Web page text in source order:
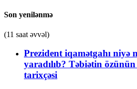
Son yenilənmə
(11 saat əvvəl)
Prezident iqamətgahı niyə
yaradılıb? Təbiətin
tarixçəsi